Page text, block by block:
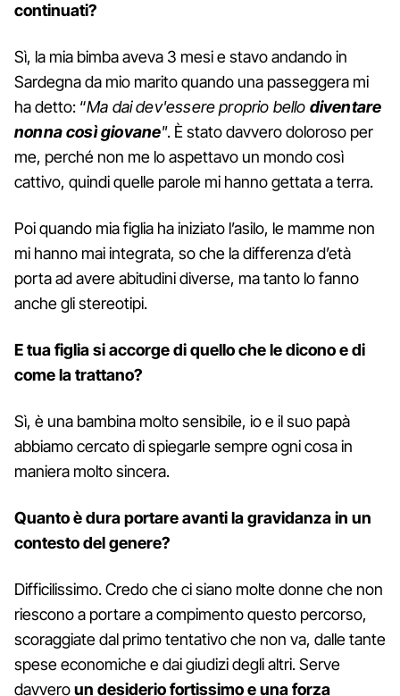
continuati?
Sì, la mia bimba aveva 3 mesi e stavo andando in
Sardegna da mio marito quando una passeggera mi
ha detto: “Ma dai dev'essere proprio bello diventare
nonna così giovane". È stato davvero doloroso per
me, perché non me lo aspettavo un mondo così
cattivo, quindi quelle parole mi hanno gettata a terra.
Poi quando mia figlia ha iniziato l’asilo, le mamme non
mi hanno mai integrata, so che la differenza d’età
porta ad avere abitudini diverse, ma tanto lo fanno
anche gli stereotipi.
E tua figlia si accorge di quello che le dicono e di
come la trattano?
Sì, è una bambina molto sensibile, io e il suo papà
abbiamo cercato di spiegarle sempre ogni cosa in
maniera molto sincera.
Quanto è dura portare avanti la gravidanza in un
contesto del genere?
Difficilissimo. Credo che ci siano molte donne che non
riescono a portare a compimento questo percorso,
scoraggiate dal primo tentativo che non va, dalle tante
spese economiche e dai giudizi degli altri. Serve
davveroun desiderio fortissimo e una forza